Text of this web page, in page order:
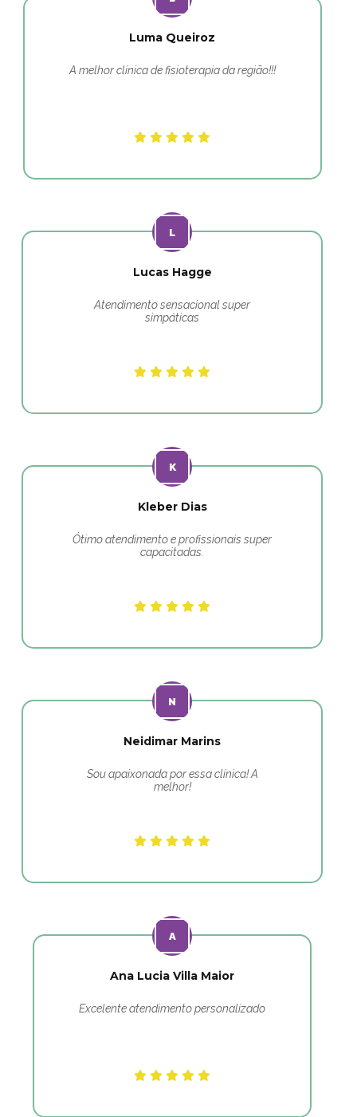
Luma Queiroz
A melhor clínica de fisioterapia da região!!!
Lucas Hagge
Atendimento sensacional super
simpáticas
Kleber Dias
Ótimo atendimento e profissionais super
capacitadas.
Neidimar Marins
Sou apaixonada por essa clínica! A
melhor!
Ana Lucia Villa Maior
Excelente atendimento personalizado